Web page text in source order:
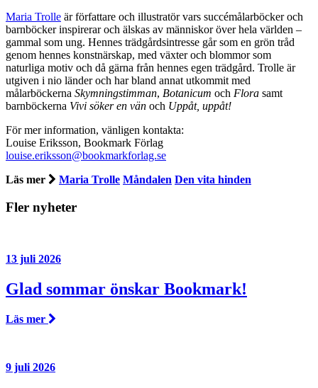
Maria Trolle är författare och illustratör vars succémålarböcker och
barnböcker inspirerar och älskas av människor över hela världen –
gammal som ung. Hennes trädgårdsintresse går som en grön tråd
genom hennes konstnärskap, med växter och blommor som
naturliga motiv och då gärna från hennes egen trädgård. Trolle är
utgiven i nio länder och har bland annat utkommit med
målarböckerna Skymningstimman, Botanicum och Flora samt
barnböckerna Vivi söker en vän och Uppåt, uppåt!
För mer information, vänligen kontakta:
Louise Eriksson, Bookmark Förlag
louise.eriksson@bookmarkforlag.se
Läs mer
Maria Trolle Måndalen Den vita hinden
Fler nyheter
13 juli 2026
Glad sommar önskar Bookmark!
Läs mer
9 juli 2026